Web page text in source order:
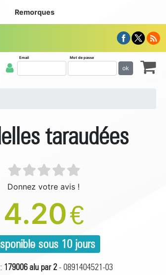
Remorques
Email Mot de passe
ok
taraudées
Donnez votre avis !
4.20€
sous 10 jours
179006 alu par 2- 0891404521-03